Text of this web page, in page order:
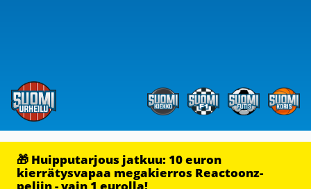
🎁 Huipputarjous jatkuu: 10 euron
kierrätysvapaa megakierros Reactoonz-